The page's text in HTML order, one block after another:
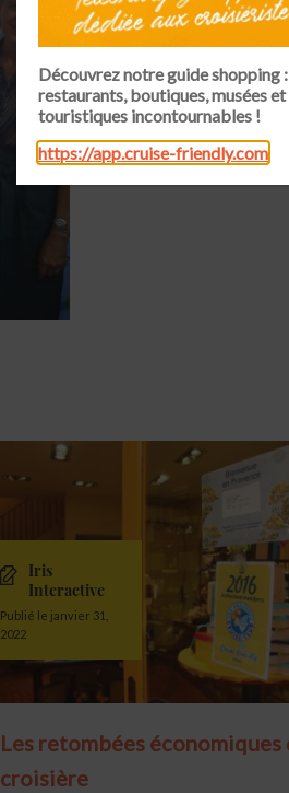
Pourquoi
et s’exporte à
Lire la suite
Iris
Interactive
Publié le janvier 31,
2022
Les retombées économiques
croisière
Découvrez notre guide shopping :
restaurants, boutiques, musées
touristiques incontournables !
https://app.cruise-friendly.com